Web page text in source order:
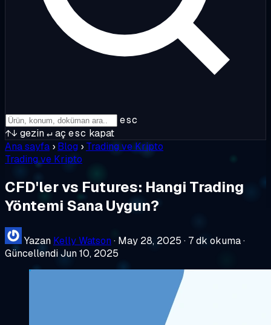
esc
↑↓ gezin↵aç esc kapat
Ana sayfa › Blog › Trading ve Kripto
Trading ve Kripto
CFD'ler vs Futures: Hangi Trading
Yöntemi Sana Uygun?
Yazan Kelly Watson · May 28, 2025 · 7 dk okuma·
Güncellendi Jun 10, 2025